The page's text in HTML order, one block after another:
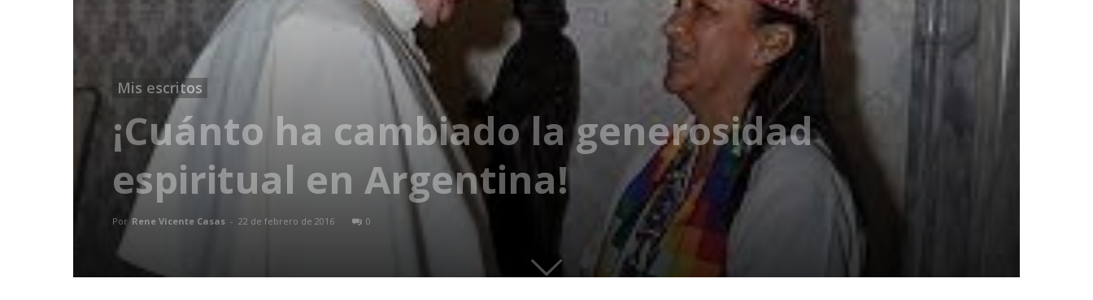
Mis escritos
¡Cuánto ha cambiado la generosidad
espiritual en Argentina!
Por Rene Vicente Casas - 22 de febrero de 2016 0